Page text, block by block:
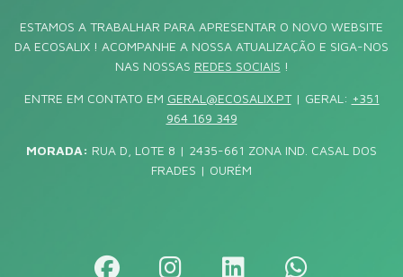
ESTAMOS A TRABALHAR PARA APRESENTAR O NOVO WEBSITE
DA ECOSALIX ! ACOMPANHE A NOSSA ATUALIZAÇÃO E SIGA-NOS
NAS NOSSAS REDES SOCIAIS !
ENTRE EM CONTATO EM GERAL@ECOSALIX.PT| GERAL: +351
964 169 349
MORADA: RUA D, LOTE 8 | 2435-661 ZONA IND. CASAL DOS
FRADES | OURÉM